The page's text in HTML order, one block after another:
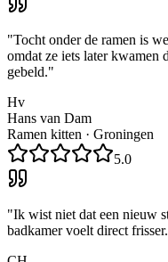
"Tocht onder de ramen is
omdat ze iets later kwamen
gebeld."
Hv
Hans van Dam
Ramen kitten · Groningen
5.0
"Ik wist niet dat een nieuw
badkamer voelt direct